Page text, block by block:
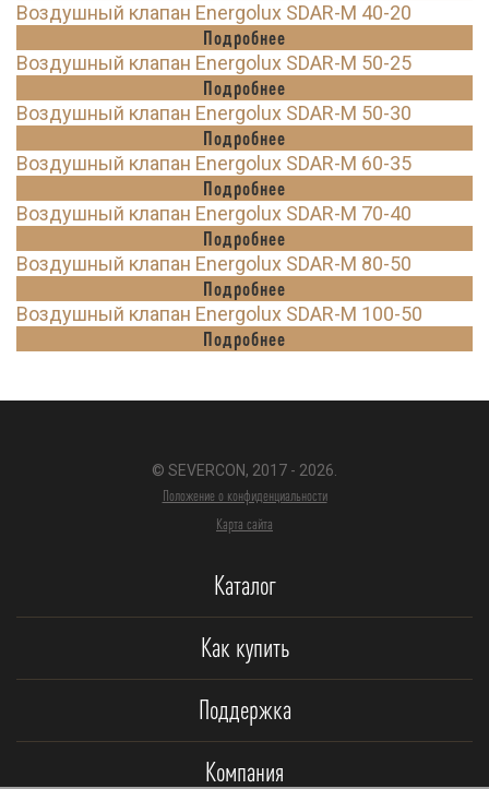
Воздушный клапан Energolux SDAR-M 40-20
Подробнее
Воздушный клапан Energolux SDAR-M 50-25
Подробнее
Воздушный клапан Energolux SDAR-M 50-30
Подробнее
Воздушный клапан Energolux SDAR-M 60-35
Подробнее
Воздушный клапан Energolux SDAR-M 70-40
Подробнее
Воздушный клапан Energolux SDAR-M 80-50
Подробнее
Воздушный клапан Energolux SDAR-M 100-50
Подробнее
© SEVERCON, 2017 - 2026.
Положение о конфиденциальности
Карта сайта
Каталог
Как купить
Поддержка
Компания